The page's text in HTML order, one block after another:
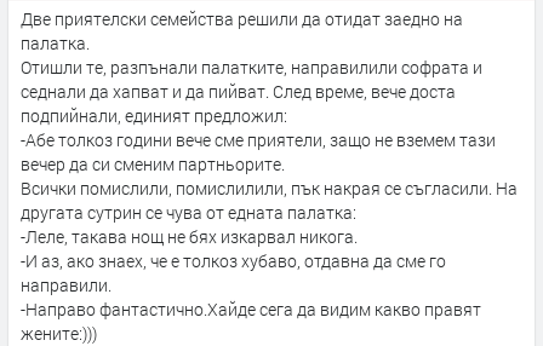
Две приятелски семейства решили да отидат заедно на
палатка.
Отишли те, разпънали палатките, направилили софрата и
седнали да хапват и да пийват. След време, вече доста
подпийнали, единият предложил:
-Абе толкоз години вече сме приятели, защо не вземем тази
вечер да си сменим партньорите.
Всички помислили, помислилили, пък накрая се съгласили. На
другата сутрин се чува от едната палатка:
-Леле, такава нощ не бях изкарвал никога.
-И аз, ако знаех, че е толкоз хубаво, отдавна да сме го
направили.
-Направо фантастично.Хайде сега да видим какво правят
жените:)))